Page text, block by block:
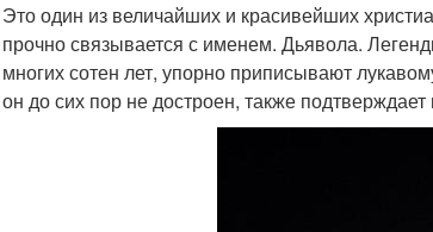
Это один из величайших и красивейших
прочно связывается с именем. Дьявола.
многих сотен лет, упорно приписывают
он до сих пор не достроен, также подтверждает